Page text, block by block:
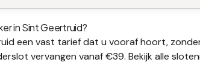
inSint Geertruid?
een vast tarief dat u vooraf hoort,
vervangen vanaf €39. Bekijk alle